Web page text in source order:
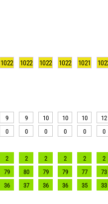
1022 1022 1022 1022 1021
9 9 10 10 10 12
0 0 0 0 0 0
2 2 2 2 2 2
79 80 79 79 77 73
36 37 36 36 35 33